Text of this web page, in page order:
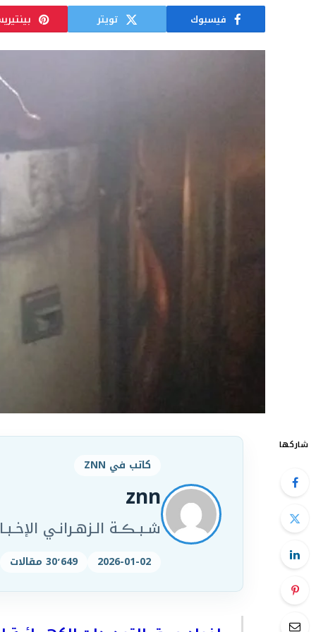
فيسبوك تويتر
شاركها
كاتب في ZNN
znn
شـبـڪـة الـزهـرانـي
2026-01-02 30٬649 مقالات